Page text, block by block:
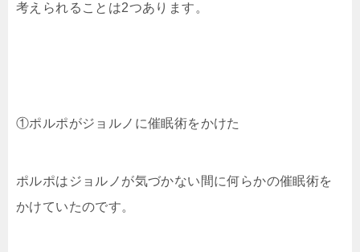
考えられることは2つあります。
①ポルポがジョルノに催眠術をかけた
ポルポはジョルノが気づかない間に何らかの催眠術を
かけていたのです。